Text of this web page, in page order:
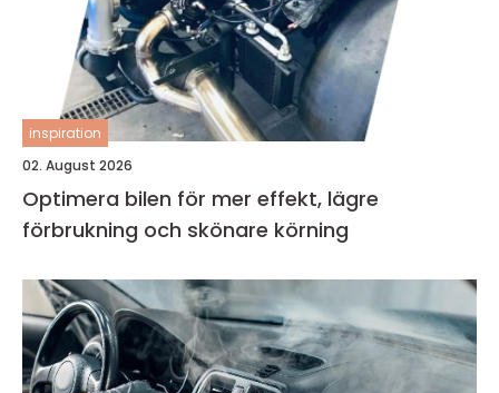
inspiration
02. August 2026
Optimera bilen för mer effekt, lägre
förbrukning och skönare körning